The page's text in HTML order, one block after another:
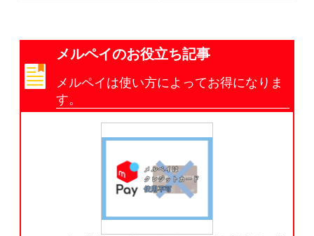
メルペイのお役立ち記事
メルペイは使い方によってお得になりま
す。